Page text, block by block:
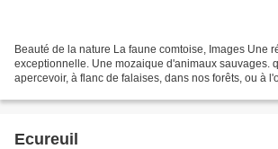
Beauté de la nature La faune comtoise, Images Une
exceptionnelle. Une mozaique d'animaux sauvages.
apercevoir, à flanc de falaises, dans nos forêts, ou à
Ecureuil